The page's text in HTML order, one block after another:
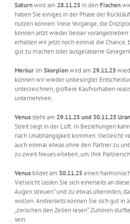
Saturnwird am 28.11.25 in denFischen
haben Sie einiges in der Phase der
nutzen können. Viele Vorgänge, die
können jetzt wieder besser
erhalten wir jetzt noch einmal die Chance,
gut zu machen oder ausgelassene
Merkur im Skorpionwird am 29.11.25
können wir wieder unbesorgter
unterzeichnen, größere Kaufvorhaben
unternehmen.
Venussteht am 29.11.25 und 30.11.25
Streit liegt in der Luft. In Beziehungen
nach Unabhängigkeit kommen. Vielleicht
auch einmal etwas ohne den Partner zu
zu zweit Neues erleben, um Ihre
Venus bildet am 30.11.25einen
Vielleicht lassen Sie sich einerseits an
Augen streuen“ und zu etwas überreden,
wollen. Andrerseits können Sie sich gut in
„zwischen den Zeilen lesen“. Zuhören
sein.